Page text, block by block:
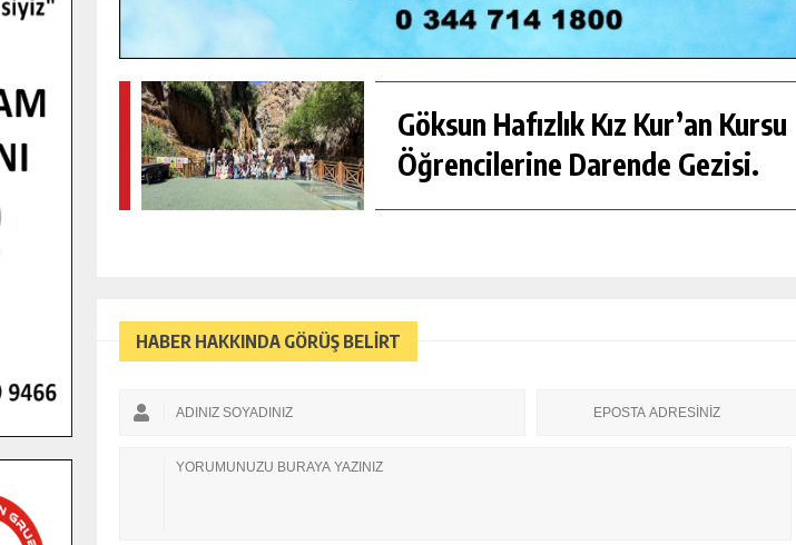
Göksun Hafızlık Kız Kur’an Kursu
Öğrencilerine Darende Gezisi.
HABER HAKKINDA GÖRÜŞ BELİRT
GÜNLÜK HABER AKIŞI
GENÇLER PUSULA MARAŞ KAMPINDA
YENI MEDYA VE FOTOĞRAFÇILIĞI
GÜNLÜK
GÖKSUN HAFIZLIK KIZ
ÖĞRENCILERINE